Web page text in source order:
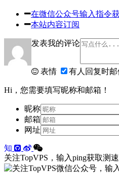
在微信公众号输入指令
本站内容订阅
发表我的评论
表情 有人回复时
Hi，您需要填写昵称和邮箱！
昵称
邮箱
网址
知
关注TopVPS，输入ping获取测